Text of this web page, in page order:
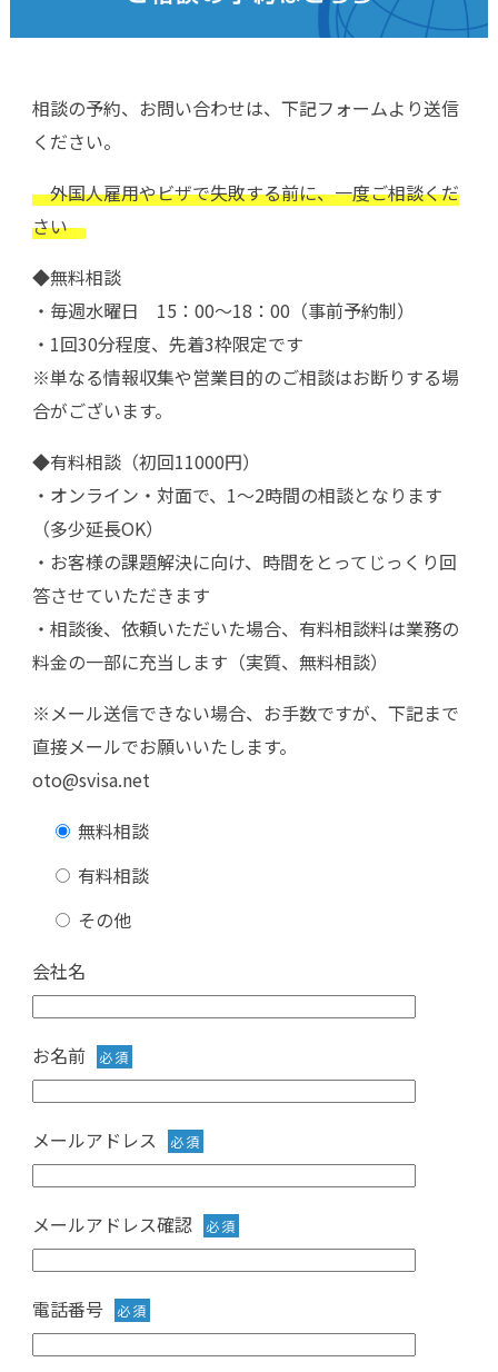
相談の予約、お問い合わせは、下記フォームより送信
ください。
外国人雇用やビザで失敗する前に、一度ご相談くだ
さい
◆無料相談
・毎週水曜日 15：00～18：00（事前予約制）
・1回30分程度、先着3枠限定です
※単なる情報収集や営業目的のご相談はお断りする場
合がございます。
◆有料相談（初回11000円）
・オンライン・対面で、1～2時間の相談となります
（多少延長OK）
・お客様の課題解決に向け、時間をとってじっくり回
答させていただきます
・相談後、依頼いただいた場合、有料相談料は業務の
料金の一部に充当します（実質、無料相談）
※メール送信できない場合、お手数ですが、下記まで
直接メールでお願いいたします。
oto@svisa.net
無料相談
有料相談
その他
会社名
お名前 必須
メールアドレス 必須
メールアドレス確認 必須
電話番号 必須